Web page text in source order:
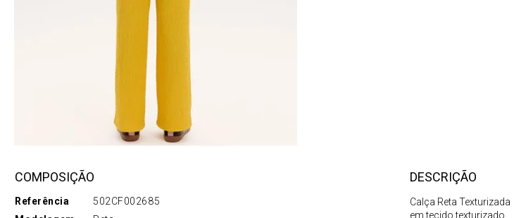
COMPOSIÇÃO
Referência
502CF002685
DESCRIÇÃO
Calça Reta Texturizada
em tecido texturizado